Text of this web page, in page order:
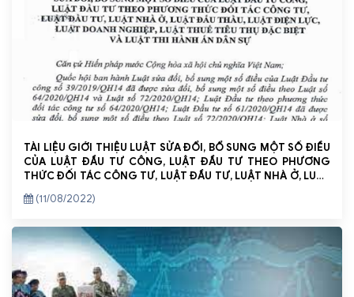
TÀI LIỆU GIỚI THIỆU LUẬT SỬA ĐỔI, BỔ SUNG MỘT SỐ ĐIỀU
CỦA LUẬT ĐẦU TƯ CÔNG, LUẬT ĐẦU TƯ THEO PHƯƠNG
THỨC ĐỐI TÁC CÔNG TƯ, LUẬT ĐẦU TƯ, LUẬT NHÀ Ở, LUẬT
THUẾ TIÊU THỤ ĐẶC BIỆT VÀ LUẬT THI HÀNH ÁN DÂN SỰ
(11/08/2022)